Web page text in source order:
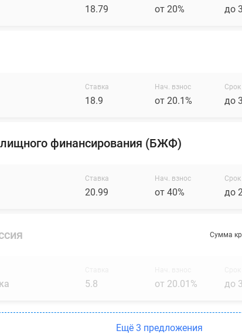
18.79 от 20% до
Ставка
18.9
Нач. взнос
от 20.1%
Срок
до
финансирования (БЖФ)
Ставка
20.99
Нач. взнос
от 40%
Срок
до
Сумма
5.8 от 20.01% до
Ещё 3 предложения